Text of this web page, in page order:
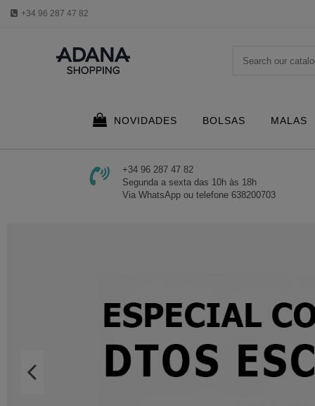
+34 96 287 47 82
NOVIDADES BOLSAS MALAS
+34 96 287 47 82
Segunda a sexta das 10h às 18h
Via WhatsApp ou telefone 638200703